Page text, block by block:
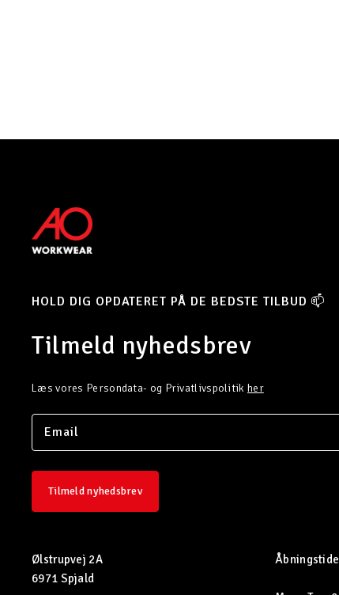
HOLD DIG OPDATERET PÅ DE BEDSTE TILBUD 📫
Tilmeld nyhedsbrev
Læs vores Persondata- og Privatlivspolitik her
Tilmeld nyhedsbrev
Ølstrupvej 2A
6971 Spjald